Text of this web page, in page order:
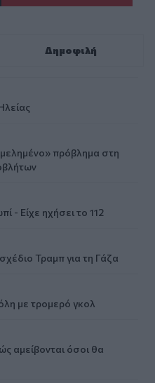
Δημοφιλή
πρόβλημα στη
- Είχε ηχήσει το 112
Τραμπ για τη Γάζα
με τρομερό γκολ
αμείβονται όσοι θα